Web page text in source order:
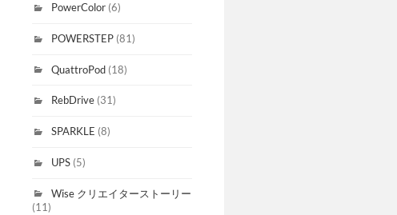
PowerColor (6)
POWERSTEP (81)
QuattroPod (18)
RebDrive (31)
SPARKLE (8)
UPS (5)
Wise クリエイターストーリー
(11)